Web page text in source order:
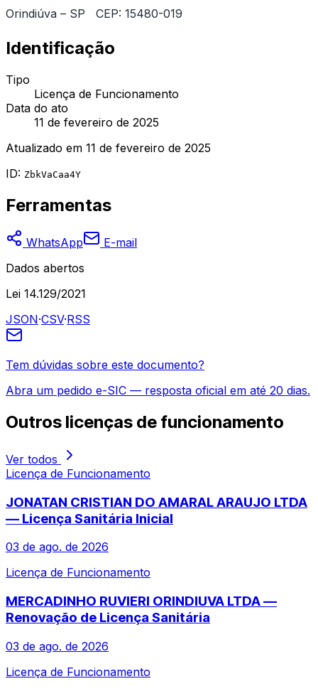
Orindiúva – SP CEP: 15480-019
Identificação
Tipo
Licença de Funcionamento
Data do ato
11 de fevereiro de 2025
Atualizado em 11 de fevereiro de 2025
ID: ZbkVaCaa4Y
Ferramentas
WhatsApp
E-mail
Dados abertos
Lei 14.129/2021
JSON·CSV·RSS
Tem dúvidas sobre este documento?
Abra um pedido e-SIC — resposta oficial em até 20 dias.
Outros licenças de funcionamento
Ver todos
Licença de Funcionamento
JONATAN CRISTIAN DO AMARAL ARAUJO LTDA
— Licença Sanitária Inicial
03 de ago. de 2026
Licença de Funcionamento
MERCADINHO RUVIERI ORINDIUVA LTDA —
Renovação de Licença Sanitária
03 de ago. de 2026
Licença de Funcionamento